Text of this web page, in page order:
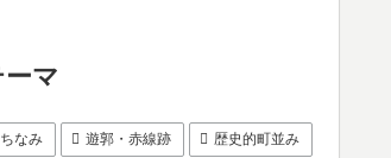
マ
なみ 遊郭・赤線跡 歴史的町並み